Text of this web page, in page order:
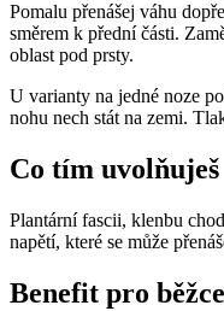
Pomalu přenášej váhu
směrem k přední části.
oblast pod prsty.
U varianty na jedné noze
nohu nech stát na zemi.
Co tím uvolňuješ
Plantární fascii, klenbu
napětí, které se může
Benefit pro běžce